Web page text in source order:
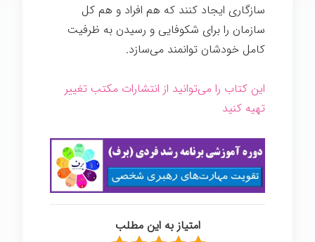
سازگاری ایجاد کنند که هم افراد و هم کل
سازمان را برای شکوفایی و رسیدن به ظرفیت
کامل خودشان توانمند می‌سازد.
این کتاب را می‌توانید از انتشارات مکتب تغییر
تهیه کنید
امتیاز به این مطلب